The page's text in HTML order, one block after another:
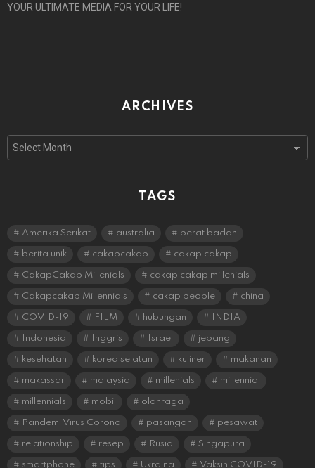
YOUR ULTIMATE MEDIA FOR YOUR LIFE!
ARCHIVES
Archives
TAGS
Amerika Serikat australia berat badan
berita unik cakapcakap cakap cakap
CakapCakap Millenials cakap cakap millenials
Cakapcakap Millennials cakap people china
COVID-19 FILM hubungan INDIA
Indonesia Inggris Israel jepang
kesehatan korea selatan kuliner makanan
makassar malaysia millenials millennial
millennials mobil olahraga
Pandemi Virus Corona pasangan pesawat
relationship resep Rusia Singapura
smartphone tips Ukraina Vaksin COVID-19